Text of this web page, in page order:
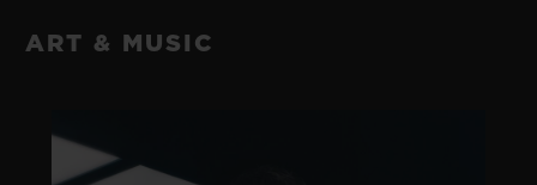
ART & MUSIC